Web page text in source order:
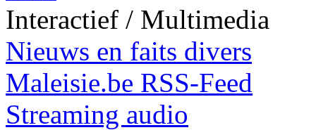
Interactief / Multimedia
Nieuws en faits divers
Maleisie.be RSS-Feed
Streaming audio